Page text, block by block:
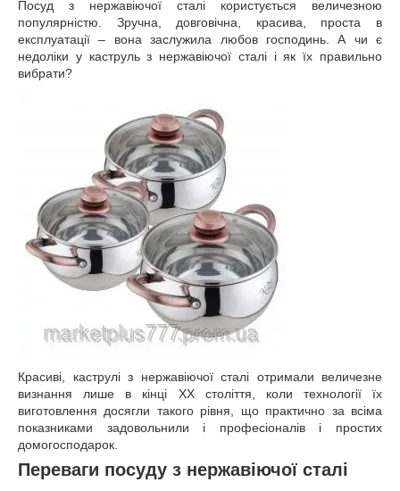
Посуд з нержавіючої сталі користується величезною
популярністю. Зручна, довговічна, красива, проста в
експлуатації – вона заслужила любов господинь. А чи є
недоліки у каструль з нержавіючої сталі і як їх правильно
вибрати?
Красиві, каструлі з нержавіючої сталі отримали величезне
визнання лише в кінці XX століття, коли технології їх
виготовлення досягли такого рівня, що практично за всіма
показниками задовольнили і професіоналів і простих
домогосподарок.
Переваги посуду з нержавіючої сталі